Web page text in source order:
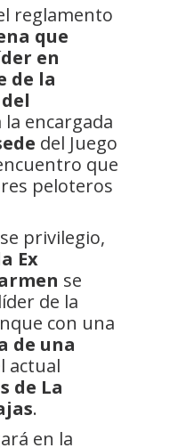
reglamento
que
en
de la
la encargada
del Juego
que
peloteros
privilegio,
Ex
se
de la
con una
de una
actual
de La
.
en la